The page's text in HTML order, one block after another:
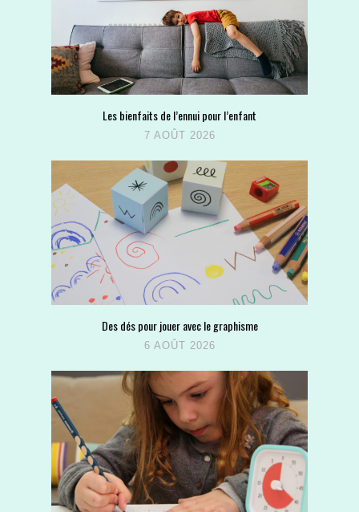
Les bienfaits de l’ennui pour l’enfant
7 AOÛT 2026
Des dés pour jouer avec le graphisme
6 AOÛT 2026